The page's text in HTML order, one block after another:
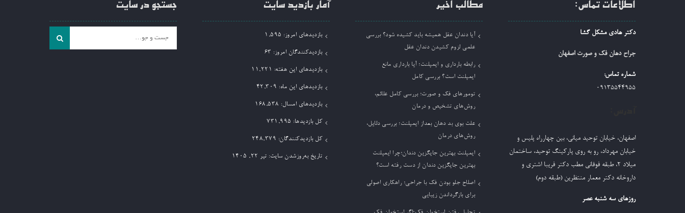
اطلاعات تماس:
دکتر هادی مشکل گشا
جراح دهان فک و صورت اصفهان
شماره تماس:
09135544955
اصفهان، خیابان توحید میانی، بین چهارراه پلیس و
خیابان مهرداد، رو به روی پارکینگ توحید، ساختمان
میلاد ٢، طبقه فوقانی مطب دکتر فریبا اشتری و
داروخانه دکتر معمار منتظرین (طبقه دوم)
روزهای سه شنبه عصر
مطالب اخیر
آیا دندان عقل همیشه باید کشیده شود؟ بررسی
علمی لزوم کشیدن دندان عقل
رابطه بارداری و ایمپلنت؛ آیا بارداری مانع
ایمپلنت است؟ بررسی کامل
تومورهای فک و صورت؛ بررسی کامل علائم،
روش‌های تشخیص و درمان
علت بوی بد دهان بعداز ایمپلنت؛ بررسی دلایل،
روش‌های درمان
ایمپلنت بهترین جایگزین دندان؛چرا ایمپلنت
بهترین جایگزین دندان از دست رفته است؟
اصلاح جلو بودن فک با جراحی؛ راهکاری اصولی
برای بازگرداندن زیبایی
آمار بازدید سایت
بازدیدهای امروز: 1,595
بازدیدکنندگان امروز: 63
بازدیدهای این هفته: 11,221
بازدیدهای این ماه: 42,309
بازدیدهای امسال: 168,538
کل بازدیدها: 731,995
کل بازدیدکنند‌گان: 248,379
تاریخ به‌روزشدن سایت: تیر ۲۲, ۱۴۰۵
جستجو در سایت